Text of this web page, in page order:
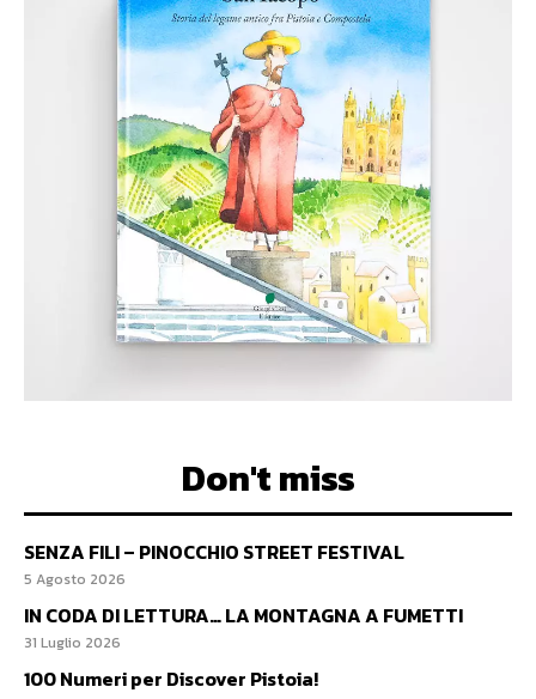
Don't miss
SENZA FILI – PINOCCHIO STREET FESTIVAL
5 Agosto 2026
IN CODA DI LETTURA… LA MONTAGNA A FUMETTI
31 Luglio 2026
100 Numeri per Discover Pistoia!